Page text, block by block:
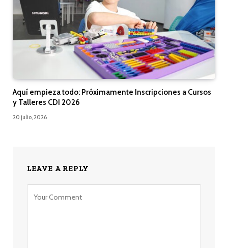
Aquí empieza todo: Próximamente Inscripciones a Cursos
y Talleres CDI 2026
20 julio, 2026
LEAVE A REPLY